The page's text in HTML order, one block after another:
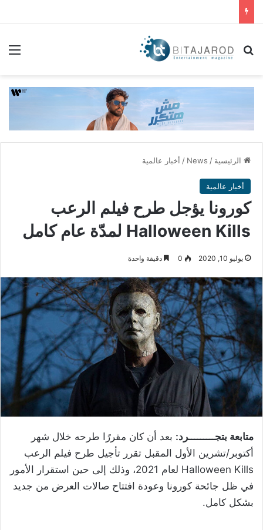
بحث عن
الرئيسية /
News
/ أخبار عالمية
أخبار عالمية
كورونا يؤجل طرح فيلم الرعب
Halloween Kills لمدّة عام كامل
يوليو 10, 2020 0 دقيقة واحدة
متابعة بتجـــــــــرد: بعد أن كان مقررًا طرحه خلال شهر
أكتوبر/تشرين الأول المقبل تقرر تأجيل طرح فيلم الرعب
Halloween Kills لعام 2021، وذلك إلى حين استقرار الأمور
في ظل جائحة كورونا وعودة افتتاح صالات العرض من جديد
بشكل كامل.